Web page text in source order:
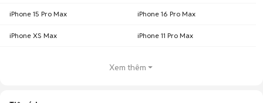
iPhone 15 Pro Max iPhone 16 Pro Max
iPhone XS Max iPhone 11 Pro Max
Xem thêm